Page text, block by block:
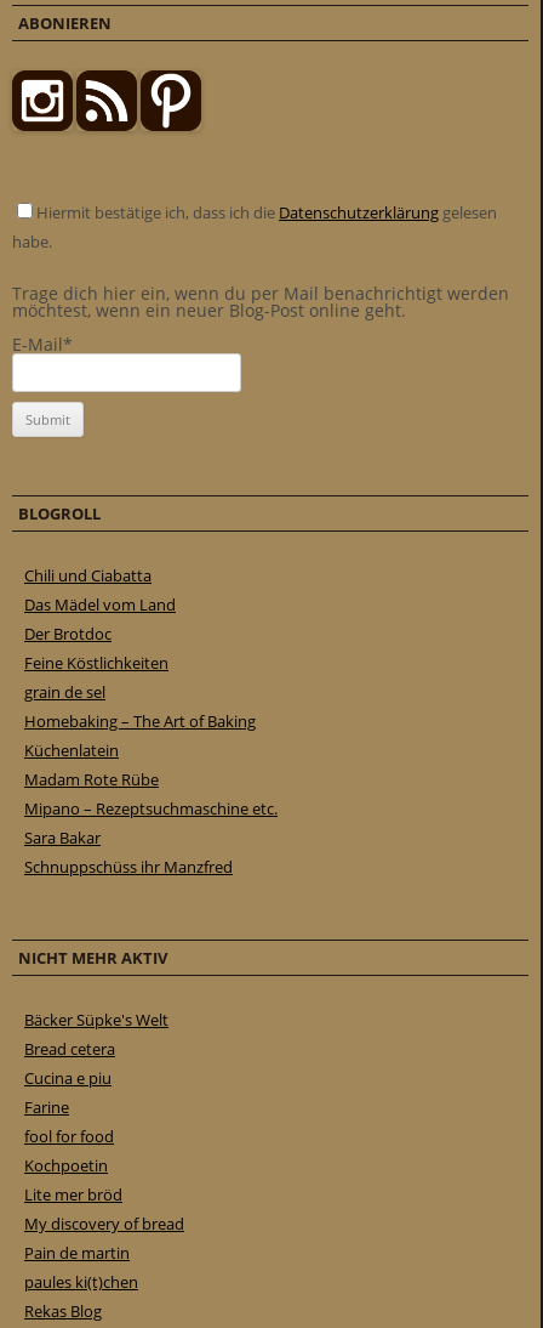
ABONIEREN
Hiermit bestätige ich, dass ich die Datenschutzerklärung gelesen
habe.
Trage dich hier ein, wenn du per Mail benachrichtigt werden
möchtest, wenn ein neuer Blog-Post online geht.
E-Mail*
BLOGROLL
Chili und Ciabatta
Das Mädel vom Land
Der Brotdoc
Feine Köstlichkeiten
grain de sel
Homebaking – The Art of Baking
Küchenlatein
Madam Rote Rübe
Mipano – Rezeptsuchmaschine etc.
Sara Bakar
Schnuppschüss ihr Manzfred
NICHT MEHR AKTIV
Bäcker Süpke's Welt
Bread cetera
Cucina e piu
Farine
fool for food
Kochpoetin
Lite mer bröd
My discovery of bread
Pain de martin
paules ki(t)chen
Rekas Blog